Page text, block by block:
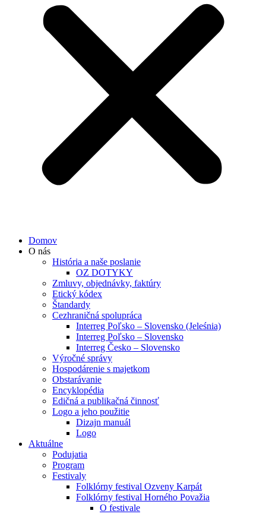
Domov
O nás
História a naše poslanie
OZ DOTYKY
Zmluvy, objednávky, faktúry
Etický kódex
Štandardy
Cezhraničná spolupráca
Interreg Poľsko – Slovensko (Jeleśnia)
Interreg Poľsko – Slovensko
Interreg Česko – Slovensko
Výročné správy
Hospodárenie s majetkom
Obstarávanie
Encyklopédia
Edičná a publikačná činnosť
Logo a jeho použitie
Dizajn manuál
Logo
Aktuálne
Podujatia
Program
Festivaly
Folklórny festival Ozveny Karpát
Folklórny festival Horného Považia
O festivale